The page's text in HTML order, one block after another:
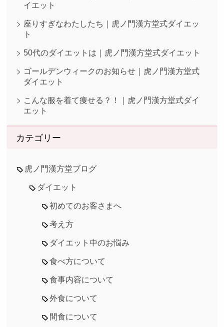
イエット
座りすぎなわたしたち｜虎ノ門漢方堂式ダイエッ
ト
50代のダイエットは｜虎ノ門漢方堂式ダイエット
ゴールデンウィークのお知らせ｜虎ノ門漢方堂式
ダイエット
こんな服を着て痩せる？！｜虎ノ門漢方堂式ダイ
エット
カテゴリー
虎ノ門漢方堂ブログ
ダイエット
初めてのお客さまへ
考え方
ダイエット中のお悩み
食べ方について
食事内容について
外食について
間食について